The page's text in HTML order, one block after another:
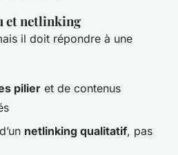
et netlinking
il doit répondre à une
pilier et de contenus
netlinking qualitatif, pas